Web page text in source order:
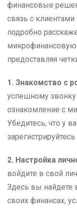
финансовые
связь с
подробно
микрофинансовую
предоставляя
1. Знакомство с
успешному
ознакомление с
Убедитесь, что у
2. Настройка
войдите в свой
Здесь вы
своих финансах,